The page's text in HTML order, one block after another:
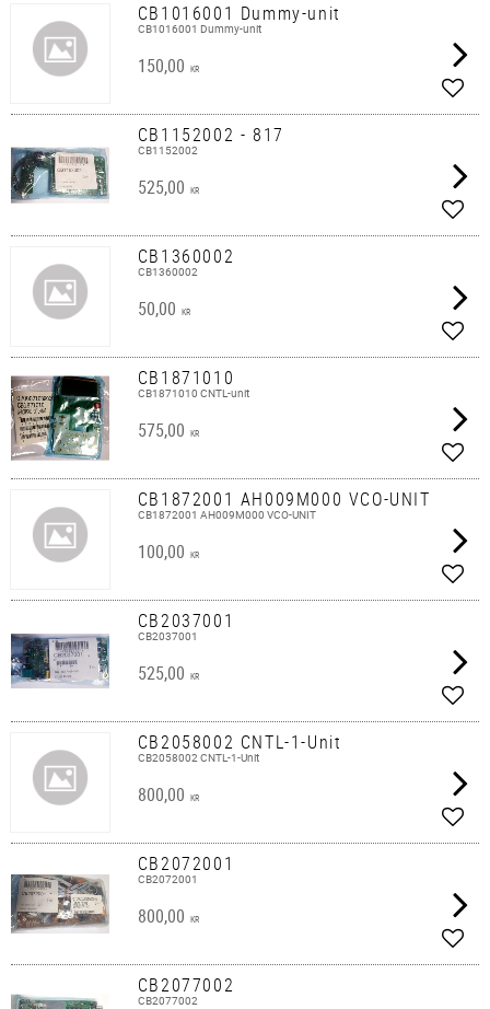
CB1016001 Dummy-unit
CB1016001 Dummy-unit
150,00 KR
CB1152002 - 817
CB1152002
525,00 KR
CB1360002
CB1360002
50,00 KR
CB1871010
CB1871010 CNTL-unit
575,00 KR
CB1872001 AH009M000 VCO-UNIT
CB1872001 AH009M000 VCO-UNIT
100,00 KR
CB2037001
CB2037001
525,00 KR
CB2058002 CNTL-1-Unit
CB2058002 CNTL-1-Unit
800,00 KR
CB2072001
CB2072001
800,00 KR
CB2077002
CB2077002